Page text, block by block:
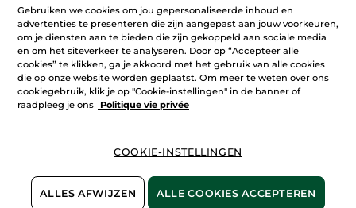
IN WINKELMANDJE
Bezorging vanaf11/08
Niet tevreden? Geld terug!
Algemene Voorwaarden
LEES HIER DE ALGEMENE VOORWAARDEN
Gebruiken we cookies om jou gepersonaliseerde inhoud en
advertenties te presenteren die zijn aangepast aan jouw voorkeuren,
om je diensten aan te bieden die zijn gekoppeld aan sociale media
en om het siteverkeer te analyseren. Door op “Accepteer alle
cookies” te klikken, ga je akkoord met het gebruik van alle cookies
die op onze website worden geplaatst. Om meer te weten over ons
cookiegebruik, klik je op "Cookie-instellingen" in de banner of
raadpleeg je ons
Politique vie privée
COOKIE-INSTELLINGEN
ALLES AFWIJZEN ALLE COOKIES ACCEPTEREN